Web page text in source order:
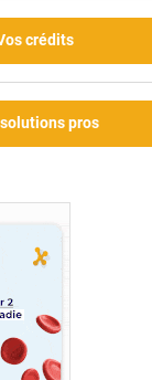
crédits
pros